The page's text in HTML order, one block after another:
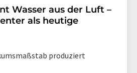
Wasser aus der Luft –
als heutige
produziert